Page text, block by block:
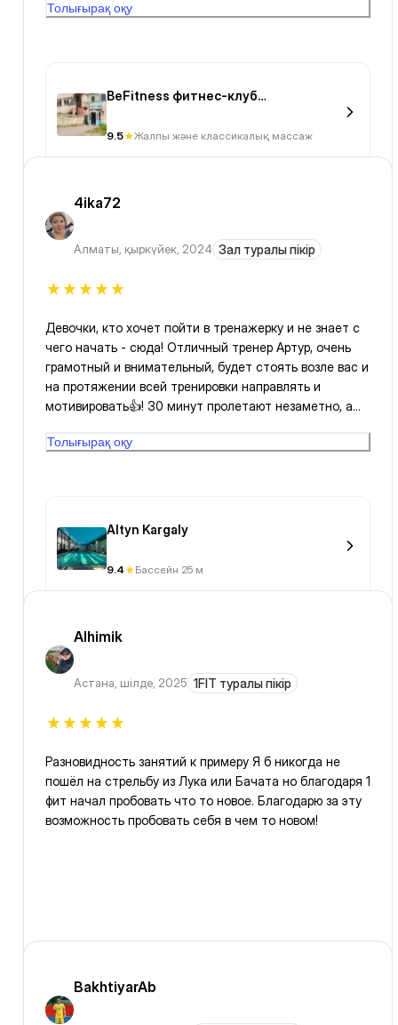
Толығырақ оқу
BeFitness фитнес-клуб
9.5 Жалпы және классикалық массаж
4ika72
Алматы, қыркүйек, 2024 Зал туралы пікір
Девочки, кто хочет пойти в тренажерку и не знает с
чего начать - сюда! Отличный тренер Артур, очень
грамотный и внимательный, будет стоять возле вас и
на протяжении всей тренировки направлять и
мотивировать👍! 30 минут пролетают незаметно, а
Толығырақ оқу
Altyn Kargaly
9.4 Бассейн 25 м
Alhimik
Астана, шілде, 2025 1FIT туралы пікір
Разновидность занятий к примеру Я б никогда не
пошёл на стрельбу из Лука или Бачата но благодаря 1
фит начал пробовать что то новое. Благодарю за эту
возможность пробовать себя в чем то новом!
BakhtiyarAb